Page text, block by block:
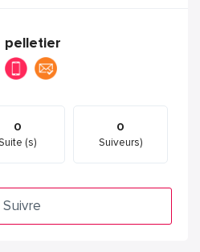
pelletier
0
(s)
0
Suiveurs)
Suivre